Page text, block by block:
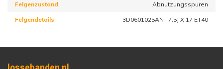
Felgenzustand Abnutzungsspuren
Felgendetails 3D0601025AN | 7.5J X 17 ET40